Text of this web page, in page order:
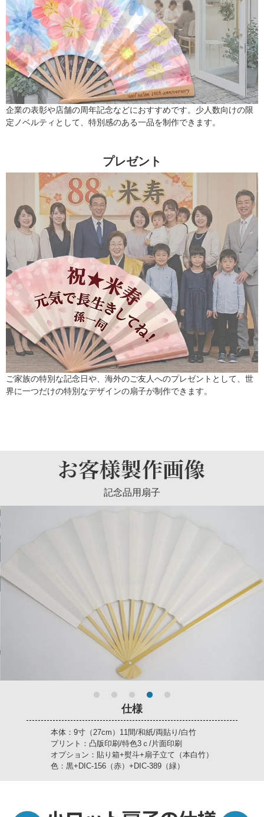
企業の表彰や店舗の周年記念などにおすすめです。少人数向けの限
定ノベルティとして、特別感のある一品を制作できます。
プレゼント
ご家族の特別な記念日や、海外のご友人へのプレゼントとして、世
界に一つだけの特別なデザインの扇子が制作できます。
記念品用扇子
仕様
本体：9寸（27cm）11間/和紙/両貼り/白竹
プリント：凸版印刷/特色3ｃ/片面印刷
オプション：貼り箱+熨斗+扇子立て（本白竹）
色：黒+DIC-156（赤）+DIC-389（緑）